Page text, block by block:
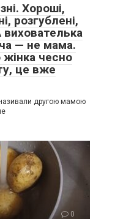
Хороші,
розгублені,
вихователька
— не мама.
чесно
це вже
називали другою мамою
0